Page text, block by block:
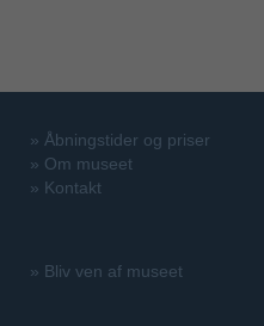
» Åbningstider og priser
» Om museet
» Kontakt
» Bliv ven af museet